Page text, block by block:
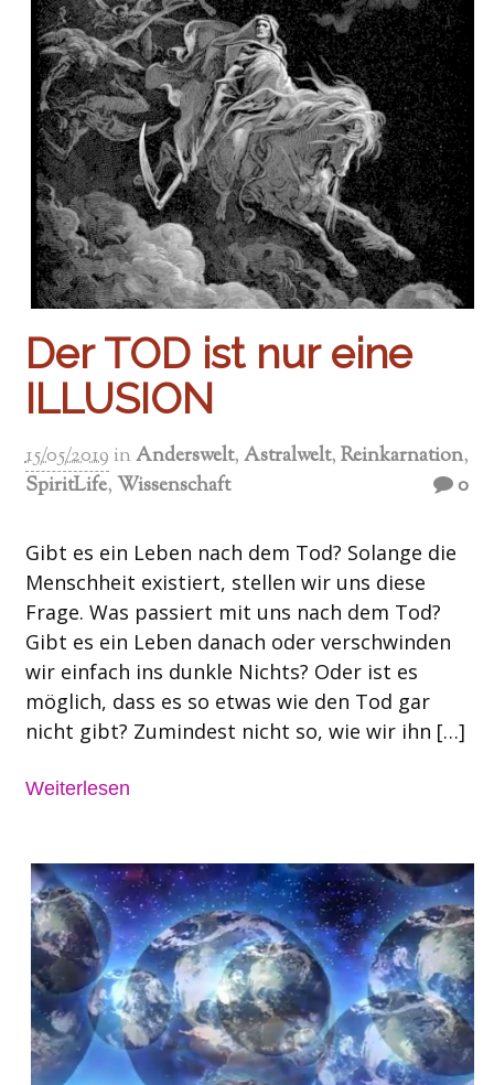
Der TOD ist nur eine
ILLUSION
15/05/2019 inAnderswelt,Astralwelt,Reinkarnation,
SpiritLife, Wissenschaft 0
Gibt es ein Leben nach dem Tod? Solange die
Menschheit existiert, stellen wir uns diese
Frage. Was passiert mit uns nach dem Tod?
Gibt es ein Leben danach oder verschwinden
wir einfach ins dunkle Nichts? Oder ist es
möglich, dass es so etwas wie den Tod gar
nicht gibt? Zumindest nicht so, wie wir ihn […]
Weiterlesen